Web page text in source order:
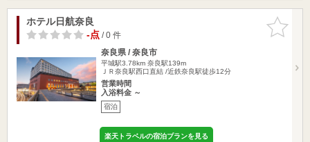
お気に入
りに追加
ホテル日航奈良
-点/ 0 件
奈良県 / 奈良市
平城駅3.78km 奈良駅139m
ＪＲ奈良駅西口直結 /近鉄奈良駅徒歩12分
営業時間
入浴料金 ～
宿泊
楽天トラベルの宿泊プランを見る